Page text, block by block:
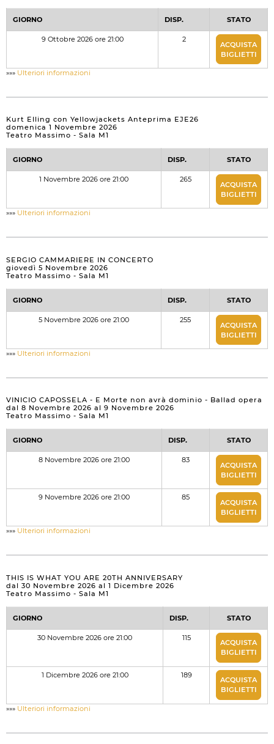
GIORNO DISP. STATO
9 Ottobre 2026 ore 21:00 2
ACQUISTA
BIGLIETTI
»»» Ulteriori informazioni
Kurt Elling con Yellowjackets Anteprima EJE26
domenica 1 Novembre 2026
Teatro Massimo - Sala M1
GIORNO DISP. STATO
1 Novembre 2026 ore 21:00 265
ACQUISTA
BIGLIETTI
»»» Ulteriori informazioni
SERGIO CAMMARIERE IN CONCERTO
giovedì 5 Novembre 2026
Teatro Massimo - Sala M1
GIORNO DISP. STATO
5 Novembre 2026 ore 21:00 255
ACQUISTA
BIGLIETTI
»»» Ulteriori informazioni
VINICIO CAPOSSELA - E Morte non avrà dominio - Ballad opera
dal 8 Novembre 2026 al 9 Novembre 2026
Teatro Massimo - Sala M1
GIORNO DISP. STATO
8 Novembre 2026 ore 21:00 83
ACQUISTA
BIGLIETTI
9 Novembre 2026 ore 21:00 85
ACQUISTA
BIGLIETTI
»»» Ulteriori informazioni
THIS IS WHAT YOU ARE 20TH ANNIVERSARY
dal 30 Novembre 2026 al 1 Dicembre 2026
Teatro Massimo - Sala M1
GIORNO DISP. STATO
30 Novembre 2026 ore 21:00 115
ACQUISTA
BIGLIETTI
1 Dicembre 2026 ore 21:00 189
ACQUISTA
BIGLIETTI
»»» Ulteriori informazioni